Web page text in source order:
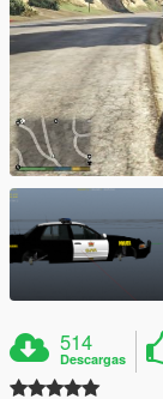
514
Descargas